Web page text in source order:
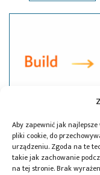
Aby zapewnić jak
pliki cookie, do
urządzeniu. Zgoda na te
takie jak zachowanie
na tej stronie. Brak